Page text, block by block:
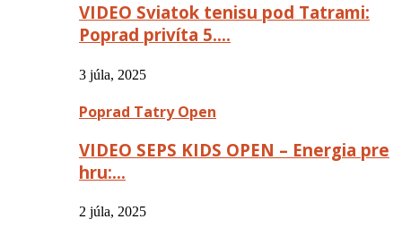
VIDEO Sviatok tenisu pod Tatrami:
Poprad privíta 5….
3 júla, 2025
Poprad Tatry Open
VIDEO SEPS KIDS OPEN – Energia pre
hru:…
2 júla, 2025